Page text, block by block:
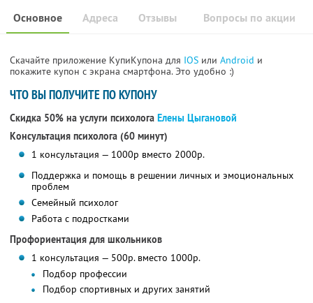
Основное Отзывы Вопросы по акции
Адреса
Скачайте приложение КупиКупона для IOS или Android и
покажите купон с экрана смартфона. Это удобно :)
ЧТО ВЫ ПОЛУЧИТЕ ПО КУПОНУ
Скидка 50% на услуги психолога Елены Цыгановой
Консультация психолога (60 минут)
1 консультация — 1000р вместо 2000р.
Поддержка и помощь в решении личных и эмоциональных
проблем
Семейный психолог
Работа с подростками
Профориентация для школьников
1 консультация — 500р. вместо 1000р.
Подбор профессии
Подбор спортивных и других занятий